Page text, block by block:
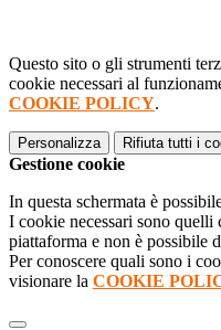
Questo sito o gli strumenti
cookie necessari al
COOKIE POLICY.
Personalizza Rifiuta tutti i
Gestione cookie
In questa schermata è
I cookie necessari sono
piattaforma e non è possibile
Per conoscere quali sono i
visionare la COOKIE